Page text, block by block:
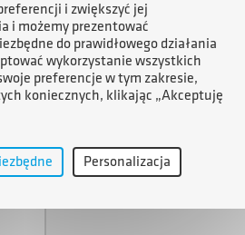
i zwiększyć jej
i możemy prezentować
do prawidłowego działania
wykorzystanie wszystkich
preferencje w tym zakresie,
koniecznych, klikając „Akceptuję
Personalizacja